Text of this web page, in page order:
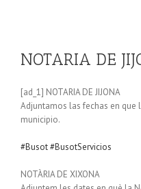
NOTARIA DE
[ad_1] NOTARIA DE JIJONA
Adjuntamos las fechas en que
municipio.
#Busot#BusotServicios
NOTÀRIA DE XIXONA